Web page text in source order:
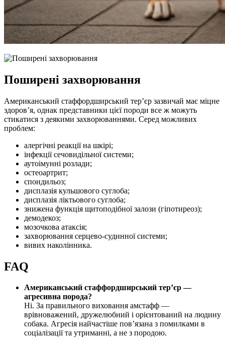
Поширені захворювання
Американський стаффордширський тер’єр зазвичай має міцне
здоров’я, однак представники цієї породи все ж можуть
стикатися з деякими захворюваннями. Серед можливих
проблем:
алергічні реакції на шкірі;
інфекції сечовидільної системи;
аутоімунні розлади;
остеоартрит;
спондильоз;
дисплазія кульшового суглоба;
дисплазія ліктьового суглоба;
знижена функція щитоподібної залози (гіпотиреоз);
демодекоз;
мозочкова атаксія;
захворювання серцево-судинної системи;
вивих наколінника.
FAQ
Американський стаффордширський тер’єр —
агресивна порода?
Ні. За правильного виховання амстафф —
врівноважений, дружелюбний і орієнтований на людину
собака. Агресія найчастіше пов’язана з помилками в
соціалізації та утриманні, а не з породою.